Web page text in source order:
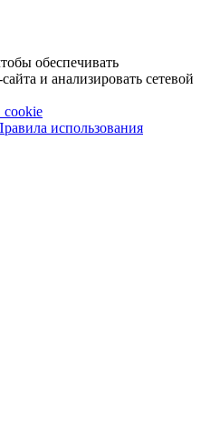
обеспечивать
и анализировать сетевой
cookie
использования